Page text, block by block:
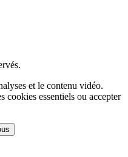
et le contenu vidéo.
cookies essentiels ou accepter